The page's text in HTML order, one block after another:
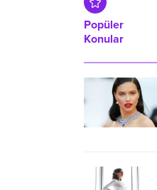
Popüler
Konular